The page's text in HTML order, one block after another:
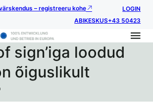
– registreeru kohe
LOGIN
ABIKESKUS+43 50423
sign’iga loodud
õiguslikult